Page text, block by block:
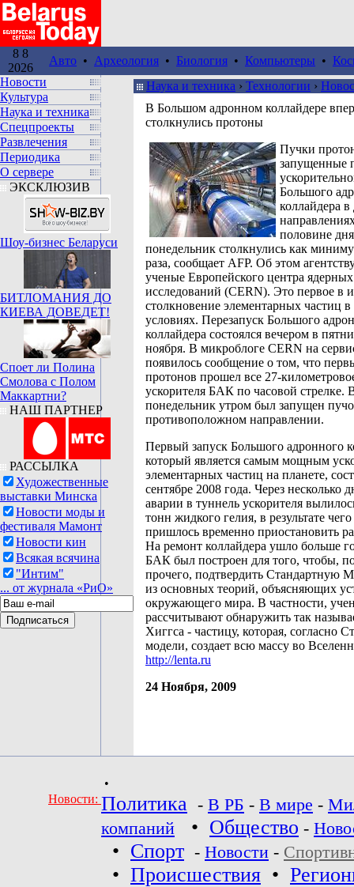
8 8
2026
Авто • Археология • Биология • Компьютеры •
Новости
Культура
Наука и техника
Спецпроекты
Развлечения
Периодика
О сервере
ЭКСКЛЮЗИВ
Шоу-бизнес Беларуси
БИТЛОМАНИЯ ДО
КИЕВА ДОВЕДЕТ!
Споет ли Полина
Смолова с Полом
Маккартни?
НАШ ПАРТНЕР
РАССЫЛКА
Художественные
выставки Минска
Новости моды и
фестиваля Мамонт
Новости кин
Всякая всячина
"Интим"
... от журнала «РиО»
Наука и техника › Технологии ›
В Большом адронном коллайдере
столкнулись протоны
Пучки
запущенные
Большого
коллайдера в
половине
понедельник столкнулись как
раза, сообщает AFP. Об этом
ученые Европейского центра ядерных
исследований (CERN). Это первое в
столкновение элементарных частиц в
условиях. Перезапуск Большого
коллайдера состоялся вечером в
ноября. В микроблоге CERN на
появилось сообщение о том, что
протонов прошел все 27-
ускорителя БАК по часовой стрелке.
понедельник утром был запущен
противоположном направлении.
Первый запуск Большого адронного
который является самым мощным
элементарных частиц на планете,
сентябре 2008 года. Через несколько
аварии в туннель ускорителя
тонн жидкого гелия, в результате
пришлось временно приостановить
На ремонт коллайдера ушло больше
БАК был построен для того, чтобы,
прочего, подтвердить Стандартную
из основных теорий, объясняющих
окружающего мира. В частности,
рассчитывают обнаружить так
Хиггса - частицу, которая, согласно
модели, создает всю массу во
http://lenta.ru
24 Ноября, 2009
•
Новости: Политика - В РБ - В мире -
компаний
• Общество -
• Спорт - Новости -
• Происшествия •